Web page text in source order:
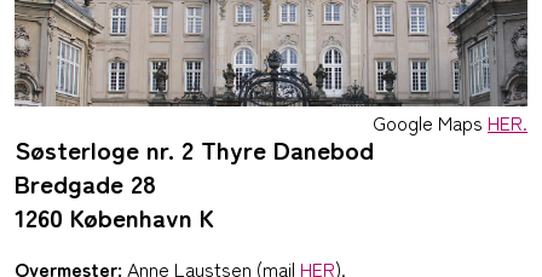
Google Maps HER.
Søsterloge nr. 2 Thyre Danebod
Bredgade 28
1260 København K
Overmester: Anne Laustsen (mail HER).